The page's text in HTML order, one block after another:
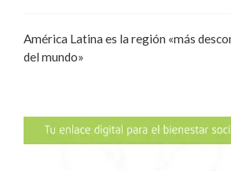
América Latina es la región «más
del mundo»